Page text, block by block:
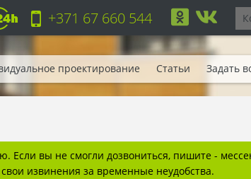
+371 67 660 544
проектирование Статьи Задать
вы не смогли дозвониться, пишите -
извинения за временные неудобства.